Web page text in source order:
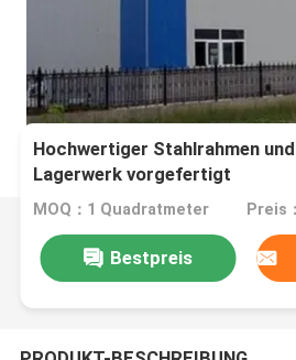
Hochwertiger Stahlrahmen
Lagerwerk vorgefertigt
MOQ：1 Quadratmeter Preis
Bestpreis